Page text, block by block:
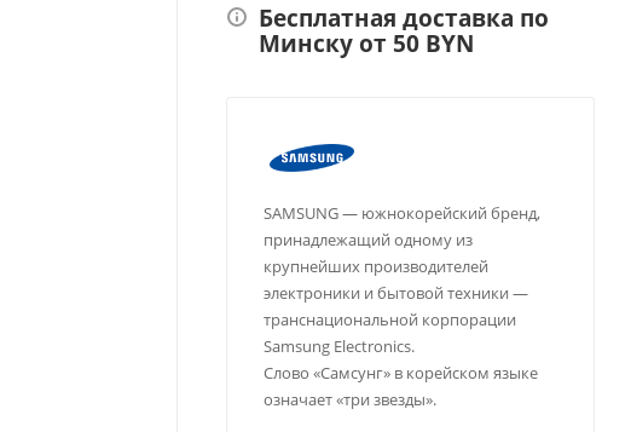
Бесплатная доставка по
Минску от 50 BYN
SAMSUNG — южнокорейский бренд,
принадлежащий одному из
крупнейших производителей
электроники и бытовой техники —
транснациональной корпорации
Samsung Electronics.
Слово «Самсунг» в корейском языке
означает «три звезды».